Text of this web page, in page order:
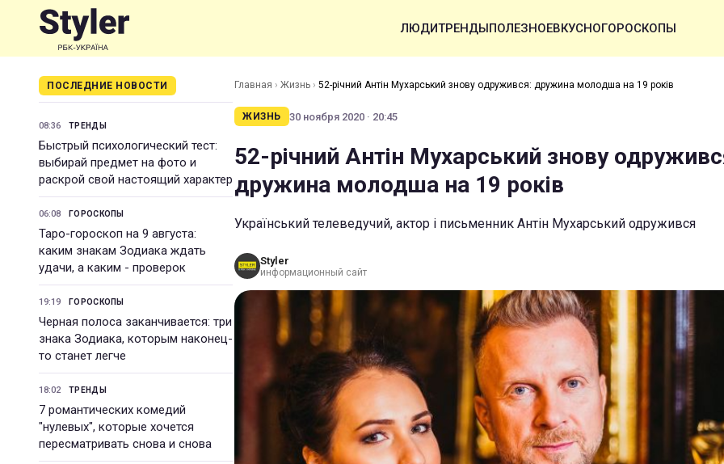
ЛЮДИТРЕНДЫПОЛЕЗНОЕВКУСНОГОРОСКОПЫ
ПОСЛЕДНИЕ НОВОСТИ
08:36 ТРЕНДЫ
Быстрый психологический тест:
выбирай предмет на фото и
раскрой свой настоящий характер
06:08 ГОРОСКОПЫ
Таро-гороскоп на 9 августа:
каким знакам Зодиака ждать
удачи, а каким - проверок
19:19 ГОРОСКОПЫ
Черная полоса заканчивается: три
знака Зодиака, которым наконец-
то станет легче
18:02 ТРЕНДЫ
7 романтических комедий
"нулевых", которые хочется
пересматривать снова и снова
Главная › Жизнь › 52-річний Антін Мухарський знову одружився: дружина молодша на 19 років
ЖИЗНЬ 30 ноября 2020 · 20:45
52-річний Антін Мухарський знову
дружина молодша на 19 років
Український телеведучий, актор і письменник Антін Мухарський одружився
Styler
информационный сайт